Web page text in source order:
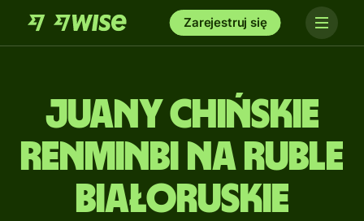
Zarejestruj się
Juany chińskie
renminbi na Ruble
białoruskie